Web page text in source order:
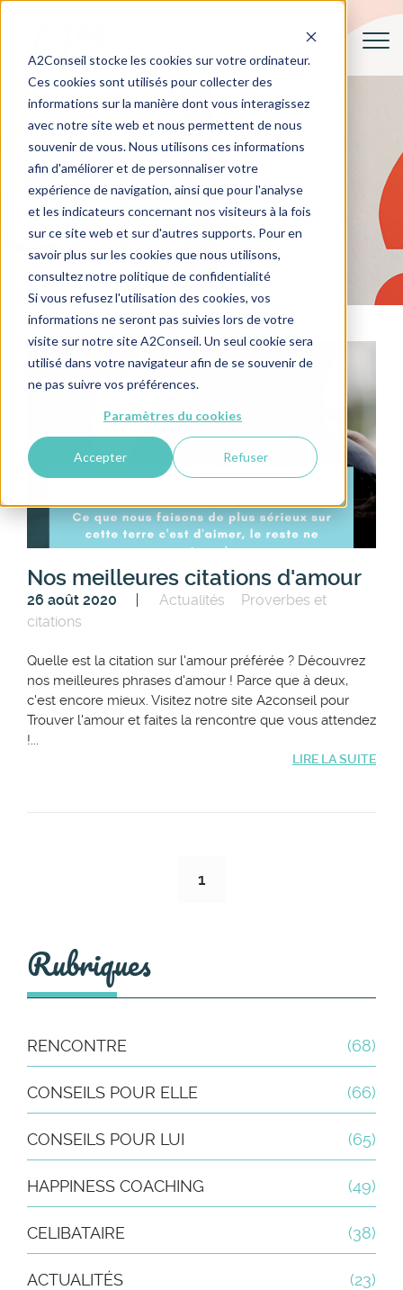
A2Conseil stocke les cookies sur votre ordinateur.
Ces cookies sont utilisés pour collecter des
informations sur la manière dont vous interagissez
avec notre site web et nous permettent de nous
souvenir de vous. Nous utilisons ces informations
afin d'améliorer et de personnaliser votre
expérience de navigation, ainsi que pour l'analyse
et les indicateurs concernant nos visiteurs à la fois
sur ce site web et sur d'autres supports. Pour en
savoir plus sur les cookies que nous utilisons,
consultez notre politique de confidentialité
Si vous refusez l'utilisation des cookies, vos
informations ne seront pas suivies lors de votre
visite sur notre site A2Conseil. Un seul cookie sera
utilisé dans votre navigateur afin de se souvenir de
ne pas suivre vos préférences.
Paramètres du cookies
Accepter Refuser
Nos meilleures citations d'amour
26 août 2020 Actualités
Proverbes et
citations
Quelle est la citation sur l'amour préférée ? Découvrez
nos meilleures phrases d'amour ! Parce que à deux,
c'est encore mieux. Visitez notre site A2conseil pour
Trouver l'amour et faites la rencontre que vous attendez
!...
LIRE LA SUITE
1
Rubriques
RENCONTRE (68)
CONSEILS POUR ELLE (66)
CONSEILS POUR LUI (65)
HAPPINESS COACHING (49)
CELIBATAIRE (38)
ACTUALITÉS (23)